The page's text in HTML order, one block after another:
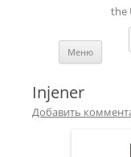
the
Меню
Injener
Добавить